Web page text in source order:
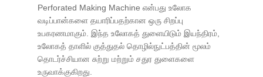
Perforated Making Machine என்பது உலோக
வடிப்பான்களை தயாரிப்பதற்கான ஒரு சிறப்பு
உபகரணமாகும். இந்த உலோகத் துளையிடும் இயந்திரம்,
உலோகத் தாளில் குத்துதல் தொழில்நுட்பத்தின் மூலம்
தொடர்ச்சியான சுற்று மற்றும் சதுர துளைகளை
உருவாக்குகிறது.